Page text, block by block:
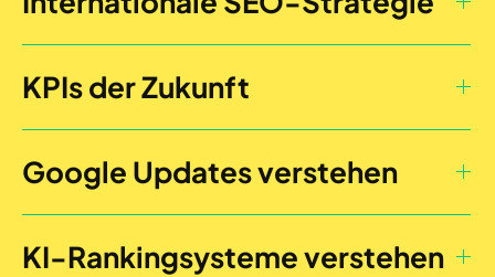
KPIs der Zukunft
Google Updates verstehen
KI-Rankingsysteme verstehen